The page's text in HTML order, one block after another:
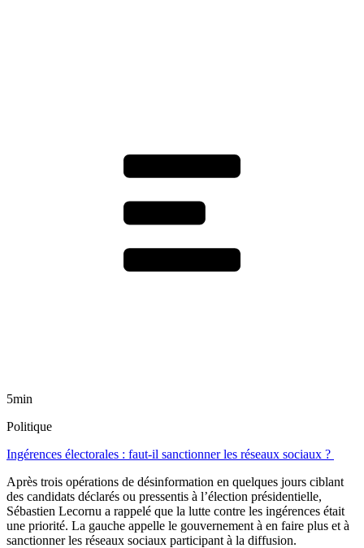
5min
Politique
Ingérences électorales : faut-il sanctionner les réseaux sociaux ?
Après trois opérations de désinformation en quelques jours ciblant
des candidats déclarés ou pressentis à l’élection présidentielle,
Sébastien Lecornu a rappelé que la lutte contre les ingérences était
une priorité. La gauche appelle le gouvernement à en faire plus et à
sanctionner les réseaux sociaux participant à la diffusion.